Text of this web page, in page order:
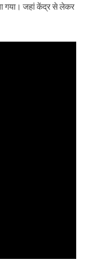
गया। जहां केंद्र से लेकर